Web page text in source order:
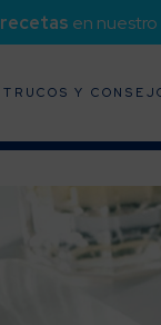
recetas en nuestro
TRUCOS Y